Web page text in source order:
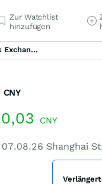
Zur Watchlist
hinzufügen
Shanghai Stock Exchange
CNY
CNY
07.08.26 Shanghai